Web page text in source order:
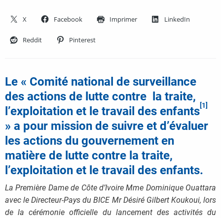
X Facebook Imprimer LinkedIn
Reddit Pinterest
Le « Comité national de surveillance
des actions de lutte contre la traite,
l’exploitation et le travail des enfants[1]
» a pour mission de suivre et d’évaluer
les actions du gouvernement en
matière de lutte contre la traite,
l’exploitation et le travail des enfants.
La Première Dame de Côte d’Ivoire Mme Dominique Ouattara
avec le Directeur-Pays du BICE Mr Désiré Gilbert Koukoui, lors
de la cérémonie officielle du lancement des activités du